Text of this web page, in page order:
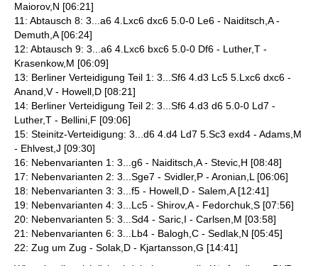
Maiorov,N [06:21]
11: Abtausch 8: 3...a6 4.Lxc6 dxc6 5.0-0 Le6 - Naiditsch,A -
Demuth,A [06:24]
12: Abtausch 9: 3...a6 4.Lxc6 bxc6 5.0-0 Df6 - Luther,T -
Krasenkow,M [06:09]
13: Berliner Verteidigung Teil 1: 3...Sf6 4.d3 Lc5 5.Lxc6 dxc6 -
Anand,V - Howell,D [08:21]
14: Berliner Verteidigung Teil 2: 3...Sf6 4.d3 d6 5.0-0 Ld7 -
Luther,T - Bellini,F [09:06]
15: Steinitz-Verteidigung: 3...d6 4.d4 Ld7 5.Sc3 exd4 - Adams,M
- Ehlvest,J [09:30]
16: Nebenvarianten 1: 3...g6 - Naiditsch,A - Stevic,H [08:48]
17: Nebenvarianten 2: 3...Sge7 - Svidler,P - Aronian,L [06:06]
18: Nebenvarianten 3: 3...f5 - Howell,D - Salem,A [12:41]
19: Nebenvarianten 4: 3...Lc5 - Shirov,A - Fedorchuk,S [07:56]
20: Nebenvarianten 5: 3...Sd4 - Saric,I - Carlsen,M [03:58]
21: Nebenvarianten 6: 3...Lb4 - Balogh,C - Sedlak,N [05:45]
22: Zug um Zug - Solak,D - Kjartansson,G [14:41]